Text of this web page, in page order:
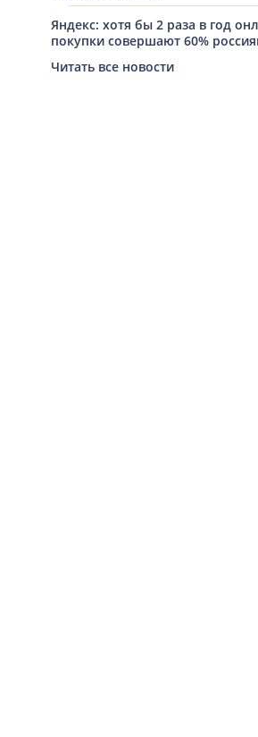
Яндекс: хотя бы 2 раза в год
покупки совершают 60%
Читать все новости